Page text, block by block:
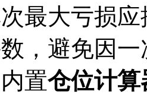
最大亏损
，避免因
置仓位计算